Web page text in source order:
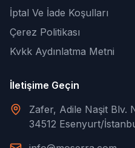
İptal Ve İade Koşulları
Çerez Politikası
Kvkk Aydınlatma Metni
İletişime Geçin
Zafer, Adile Naşit Blv.
34512 Esenyurt/